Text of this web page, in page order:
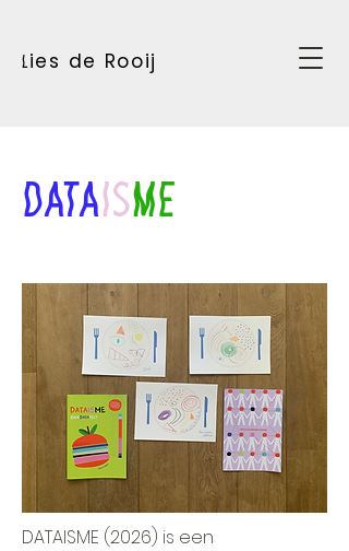
lies de Rooij
DATAISME
DATAISME (2026) is een